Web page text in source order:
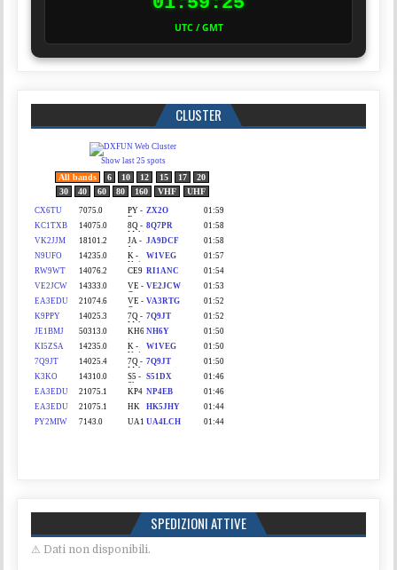
UTC / GMT
CLUSTER
SPEDIZIONI ATTIVE
⚠ Dati non disponibili.